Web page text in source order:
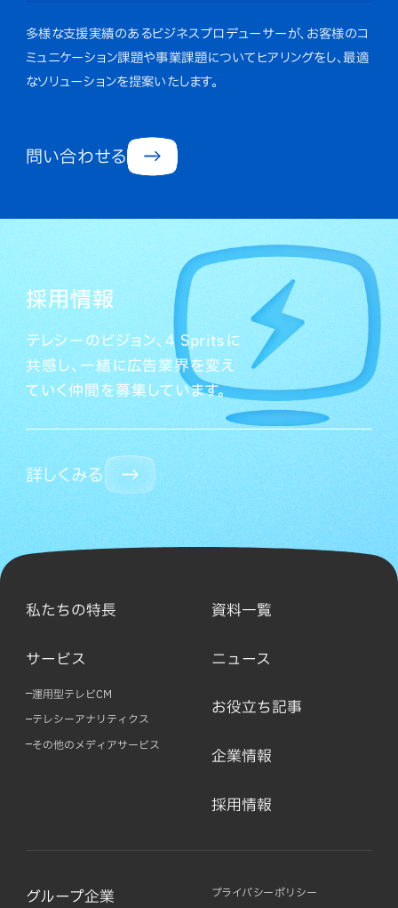
多様な支援実績のあるビジネスプロデューサーが、お客様のコ
ミュニケーション課題や事業課題についてヒアリングをし、最適
なソリューションを提案いたします。
問い合わせる
採用情報
テレシーのビジョン、4 Spritsに
共感し、一緒に広告業界を変え
ていく仲間を募集しています。
詳しくみる
私たちの特長
サービス
運用型テレビCM
テレシーアナリティクス
その他のメディアサービス
資料一覧
ニュース
お役立ち記事
企業情報
採用情報
グループ企業
プライバシーポリシー